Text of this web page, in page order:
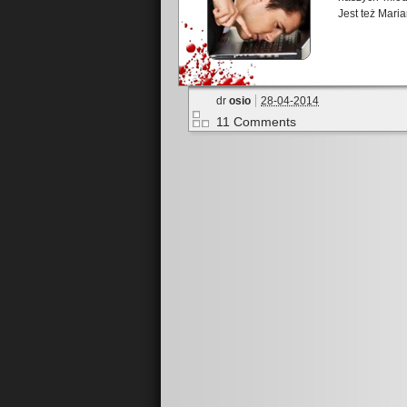
Jest też
dr osio 28-04-2014
11 Comments